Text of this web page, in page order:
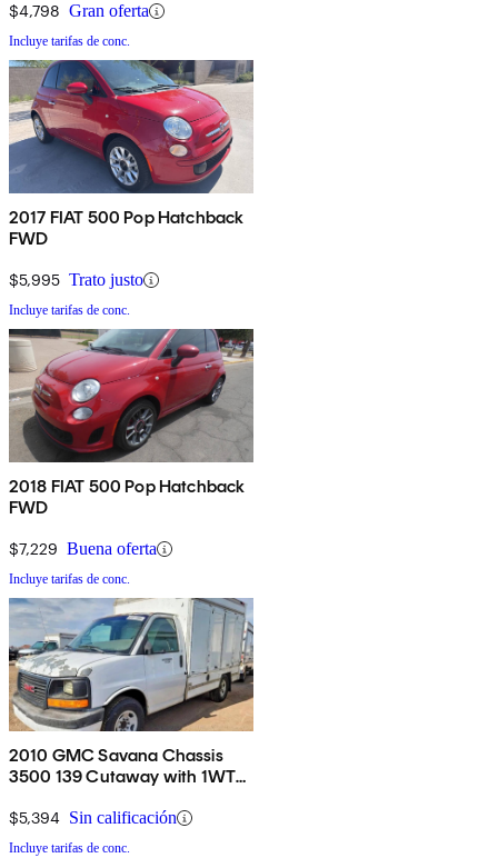
$4,798 Gran oferta
Incluye tarifas de conc.
2017 FIAT 500 Pop Hatchback
FWD
$5,995 Trato justo
Incluye tarifas de conc.
2018 FIAT 500 Pop Hatchback
FWD
$7,229 Buena oferta
Incluye tarifas de conc.
2010 GMC Savana Chassis
3500 139 Cutaway with 1WT
$5,394 Sin calificación
Incluye tarifas de conc.